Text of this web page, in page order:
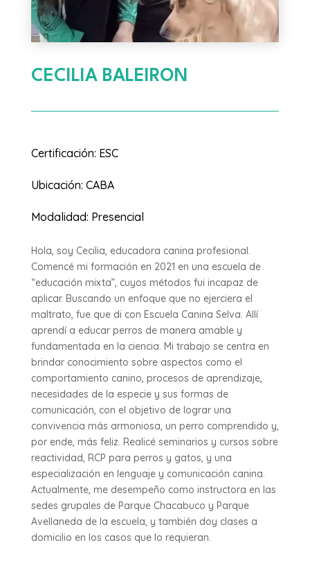
CECILIA BALEIRON
Certificación: ESC
Ubicación: CABA
Modalidad: Presencial
Hola, soy Cecilia, educadora canina profesional.
Comencé mi formación en 2021 en una escuela de
“educación mixta”, cuyos métodos fui incapaz de
aplicar. Buscando un enfoque que no ejerciera el
maltrato, fue que di con Escuela Canina Selva. Allí
aprendí a educar perros de manera amable y
fundamentada en la ciencia. Mi trabajo se centra en
brindar conocimiento sobre aspectos como el
comportamiento canino, procesos de aprendizaje,
necesidades de la especie y sus formas de
comunicación, con el objetivo de lograr una
convivencia más armoniosa, un perro comprendido y,
por ende, más feliz. Realicé seminarios y cursos sobre
reactividad, RCP para perros y gatos, y una
especialización en lenguaje y comunicación canina.
Actualmente, me desempeño como instructora en las
sedes grupales de Parque Chacabuco y Parque
Avellaneda de la escuela, y también doy clases a
domicilio en los casos que lo requieran.